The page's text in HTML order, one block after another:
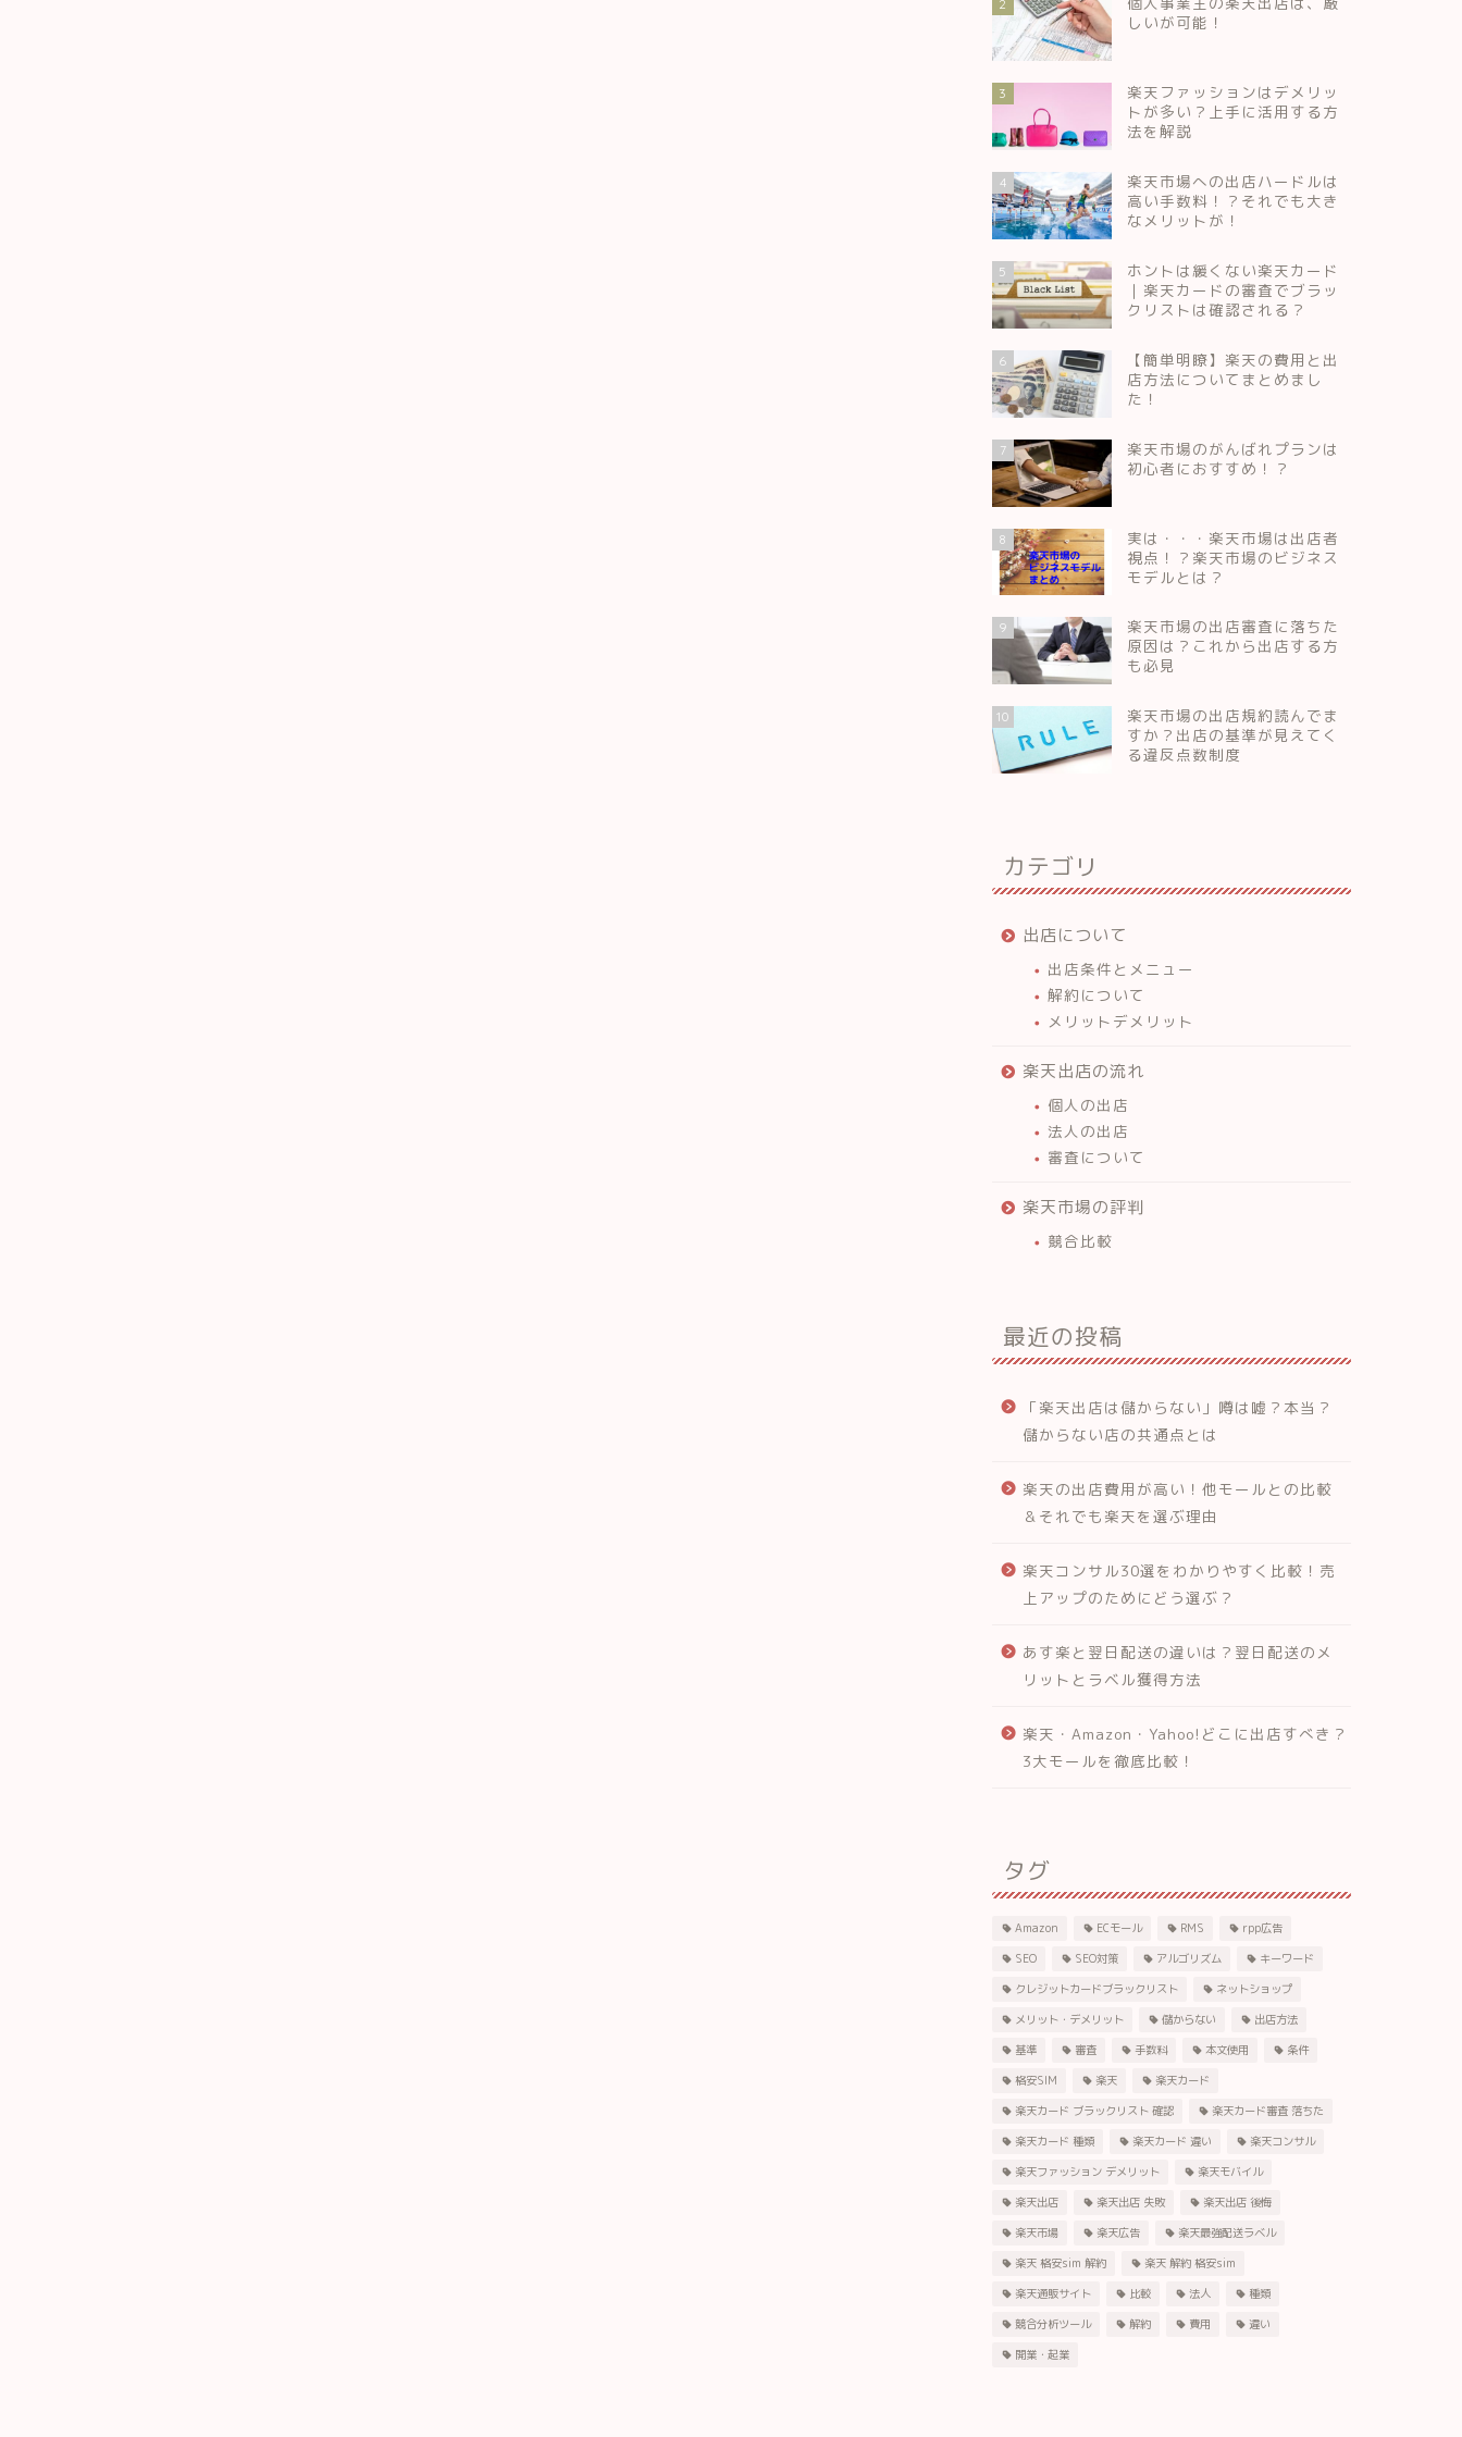
2
しいが可能！
3
楽天ファッションはデメリッ
トが多い？上手に活用する方
法を解説
4
楽天市場への出店ハードルは
高い手数料！？それでも大き
なメリットが！
5
ホントは緩くない楽天カード
｜楽天カードの審査でブラッ
クリストは確認される？
6
【簡単明瞭】楽天の費用と出
店方法についてまとめまし
た！
7
楽天市場のがんばれプランは
初心者におすすめ！？
8
実は・・・楽天市場は出店者
視点！？楽天市場のビジネス
モデルとは？
9
楽天市場の出店審査に落ちた
原因は？これから出店する方
も必見
10
楽天市場の出店規約読んでま
すか？出店の基準が見えてく
る違反点数制度
カテゴリ
出店について
出店条件とメニュー
解約について
メリットデメリット
楽天出店の流れ
個人の出店
法人の出店
審査について
楽天市場の評判
競合比較
最近の投稿
「楽天出店は儲からない」噂は嘘？本当？
儲からない店の共通点とは
楽天の出店費用が高い！他モールとの比較
＆それでも楽天を選ぶ理由
楽天コンサル30選をわかりやすく比較！売
上アップのためにどう選ぶ？
あす楽と翌日配送の違いは？翌日配送のメ
リットとラベル獲得方法
楽天・Amazon・Yahoo!どこに出店すべき？
3大モールを徹底比較！
タグ
Amazon ECモール RMS
rpp広告
SEO
SEO対策 アルゴリズム
キーワード
クレジットカードブラックリスト
ネットショップ
メリット・デメリット
儲からない
出店方法
基準
審査 手数料 本文使用
条件
格安SIM
楽天
楽天カード
楽天カード ブラックリスト 確認
楽天カード審査 落ちた
楽天カード 種類
楽天カード 違い
楽天コンサル
楽天ファッション デメリット
楽天モバイル
楽天出店
楽天出店 失敗
楽天出店 後悔
楽天市場
楽天広告
楽天最強配送ラベル
楽天 格安sim 解約
楽天 解約 格安sim
楽天通販サイト
比較 法人
種類
競合分析ツール
解約 費用
違い
開業・起業